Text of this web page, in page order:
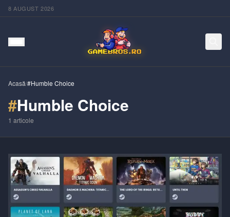
8 AUGUST 2026
Acasă/#Humble Choice
#Humble Choice
1 articole